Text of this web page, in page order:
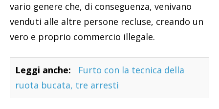
vario genere che, di conseguenza, venivano
venduti alle altre persone recluse, creando un
vero e proprio commercio illegale.
Leggi anche:
Furto con la tecnica della
ruota bucata, tre arresti